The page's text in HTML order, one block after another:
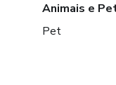
Animais e
Pet